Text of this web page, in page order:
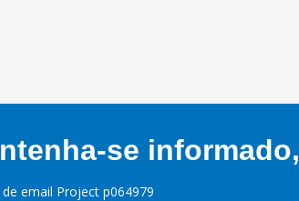
se
email Project p064979